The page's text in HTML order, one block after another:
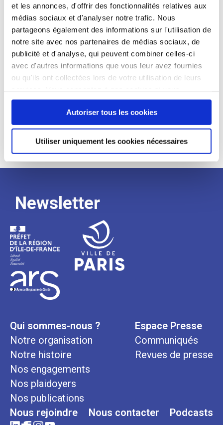
et les annonces, d'offrir des fonctionnalités relatives aux
médias sociaux et d'analyser notre trafic. Nous
partageons également des informations sur l'utilisation de
notre site avec nos partenaires de médias sociaux, de
publicité et d'analyse, qui peuvent combiner celles-ci
avec d'autres informations que vous leur avez fournies
ou qu'ils ont collectées lors de votre utilisation de leurs
continuez à utiliser notre site Web.
Autoriser tous les cookies
Utiliser uniquement les cookies nécessaires
Qualifications et diplômes :
Profil recherché :
Processus
de
recrutement
Newsletter
Qui sommes-nous ?
Notre organisation
Notre histoire
Nos engagements
Nos plaidoyers
Nos publications
Espace Presse
Communiqués
Revues de presse
Nous rejoindre Nous contacter Podcasts